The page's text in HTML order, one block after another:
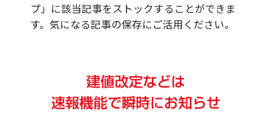
プ」に該当記事をストックすることができま
す。気になる記事の保存にご活用ください。